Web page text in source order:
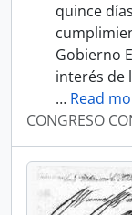
quince
Gobierno
interés de
… Read
CONGRESO